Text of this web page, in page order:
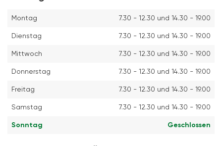
Montag 7.30 - 12.30 und 14.30 - 19.00
Dienstag 7.30 - 12.30 und 14.30 - 19.00
Mittwoch 7.30 - 12.30 und 14.30 - 19.00
Donnerstag 7.30 - 12.30 und 14.30 - 19.00
Freitag 7.30 - 12.30 und 14.30 - 19.00
Samstag 7.30 - 12.30 und 14.30 - 19.00
Sonntag Geschlossen